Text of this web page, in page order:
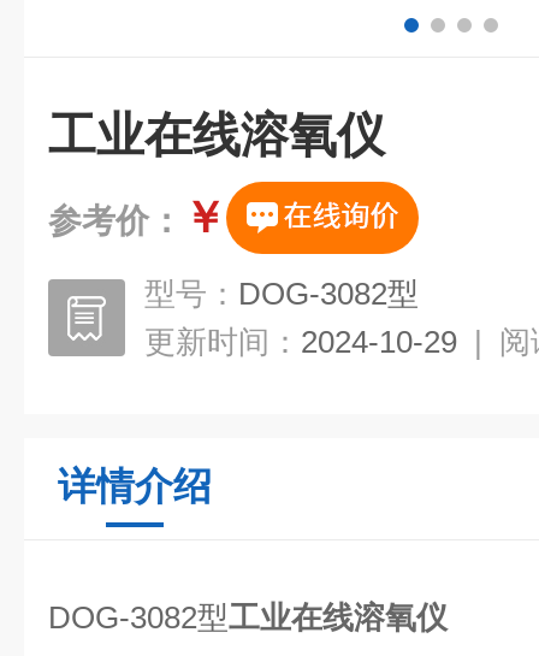
工业在线溶氧仪
参考价： ￥
型号： DOG-3082型
更新时间： 2024-10-29 | 阅
详情介绍
DOG-3082型工业在线溶氧仪